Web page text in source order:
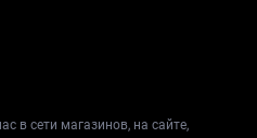
в сети магазинов, на сайте,